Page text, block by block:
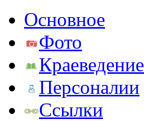
Основное
Фото
Краеведение
Персоналии
Ссылки